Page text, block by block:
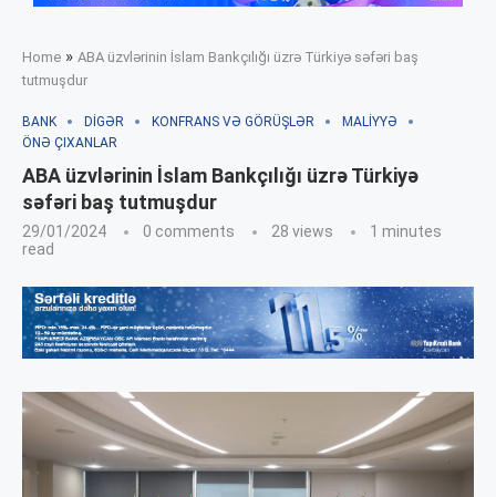
Home » ABA üzvlərinin İslam Bankçılığı üzrə Türkiyə səfəri baş
tutmuşdur
BANK DIGƏR KONFRANS VƏ GÖRÜŞLƏR
MALIYYƏ
ÖNƏ ÇIXANLAR
ABA üzvlərinin İslam Bankçılığı üzrə Türkiyə
səfəri baş tutmuşdur
29/01/2024 0 comments 28 views
1 minutes
read